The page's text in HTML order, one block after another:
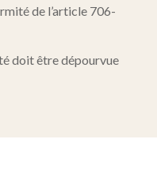
de l’article 706-
doit être dépourvue